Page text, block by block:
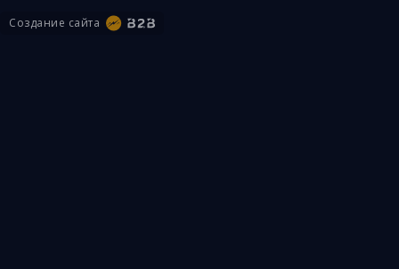
Создание сайта